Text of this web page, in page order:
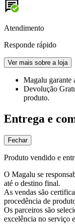
Atendimento
Responde rápido
Ver mais sobre a loja
Magalu garante
Devolução
produto.
Entrega e
Fechar
Produto vendido e
O Magalu se
até o destino final.
As vendas são
procedência de
Os parceiros são
excelência no serviço